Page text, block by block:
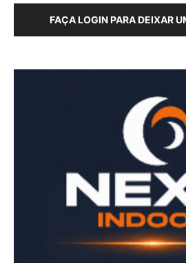
FAÇA LOGIN PARA DEIXAR